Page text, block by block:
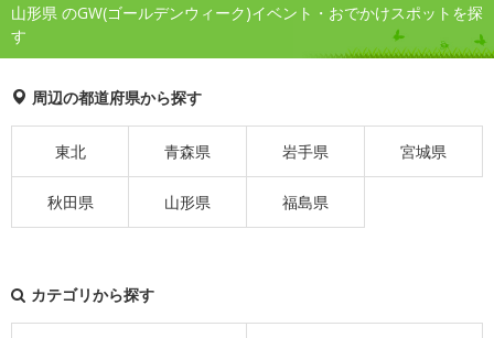
山形県 のGW(ゴールデンウィーク)イベント・おでかけスポットを探
す
周辺の都道府県から探す
東北 青森県 岩手県 宮城県
秋田県 山形県 福島県
カテゴリから探す